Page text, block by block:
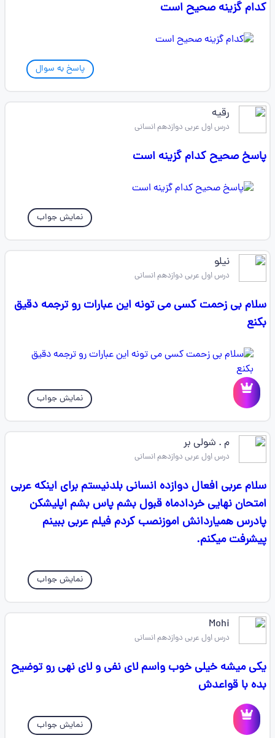
کدام گزینه صحیح است
پاسخ به سوال
رقیه
درس اول عربی دوازدهم انسانی
پاسخ صحیح کدام گزینه است
نمایش جواب
نیلو
درس اول عربی دوازدهم انسانی
سلام بی زحمت کسی می تونه این عبارات رو ترجمه دقیق
بکنع
نمایش جواب
م . شولی بر
درس اول عربی دوازدهم انسانی
سلام عربی افعال دوازده انسانی بلدنیستم برای اینکه عربی
امتحان نهایی خردادماه قبول بشم پاس بشم اپلیشکن
پادرس همیاردانش اموزنصب کردم فیلم عربی ببینم
پیشرفت میکنم.
نمایش جواب
Mohi
درس اول عربی دوازدهم انسانی
یکی میشه خیلی خوب واسم لای نفی و لای نهی رو توضیح
بده با قواعدش
نمایش جواب